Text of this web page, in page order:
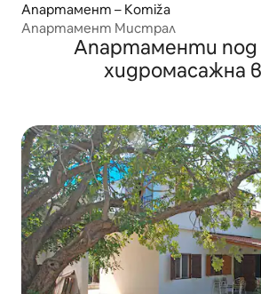
Апартамент – Komiža
Апартамент Мистрал
Апартаменти под
хидромасажна